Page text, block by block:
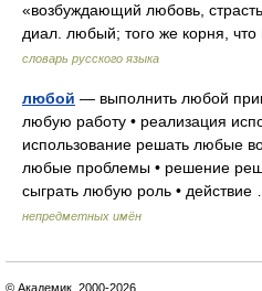
«возбуждающий любовь,
диал. любый; того же корня,
словарь русского языка
любой — выполнить любой
любую работу • реализация
использование решать любые
любые проблемы • решение
сыграть любую роль •
непредметных имён
© Академик, 2000-2026